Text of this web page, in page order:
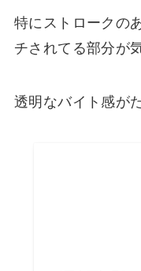
特にストロークの
チされてる部分が
透明なバイト感が